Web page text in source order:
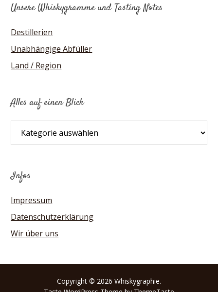
Unsere Whiskygramme und Tasting Notes
Destillerien
Unabhängige Abfüller
Land / Region
Alles auf einen Blick
auf
Infos
Impressum
Datenschutzerklärung
Wir über uns
Copyright © 2026 Whiskygraphie.